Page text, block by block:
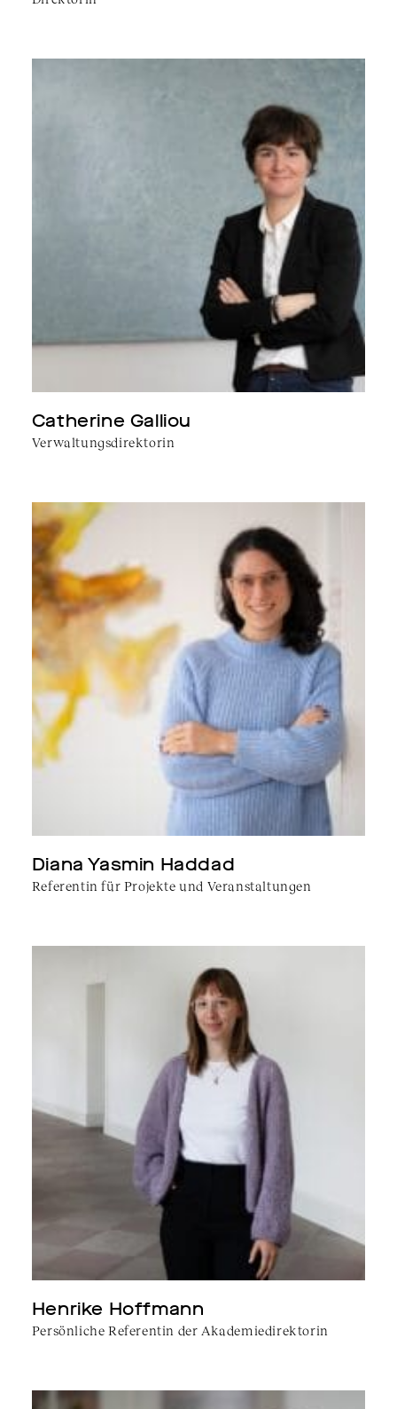
Catherine Galliou
Verwaltungsdirektorin
Diana Yasmin Haddad
Referentin für Projekte und Veranstaltungen
Henrike Hoffmann
Persönliche Referentin der Akademiedirektorin